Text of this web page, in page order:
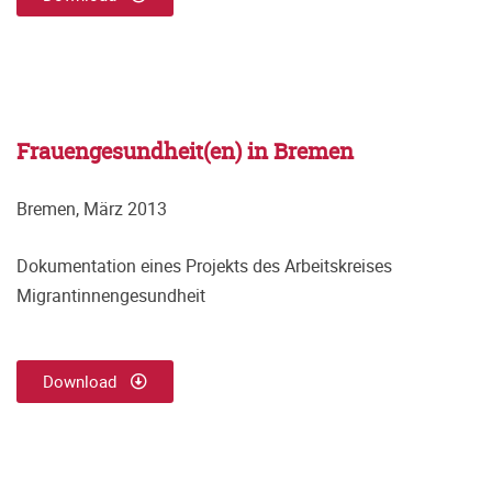
Frauengesundheit(en) in Bremen
Bremen, März 2013
Dokumentation eines Projekts des Arbeitskreises
Migrantinnengesundheit
Download